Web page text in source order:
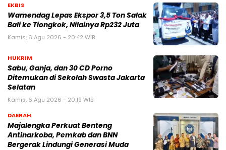
EKBIS
Wamendag Lepas Ekspor 3,5 Ton Salak
Bali ke Tiongkok, Nilainya Rp232 Juta
Kamis, 6 Agu 2026 - 20:42 WIB
HUKRIM
Sabu, Ganja, dan 30 CD Porno
Ditemukan di Sekolah Swasta Jakarta
Selatan
Kamis, 6 Agu 2026 - 20:19 WIB
DAERAH
Majalengka Perkuat Benteng
Antinarkoba, Pemkab dan BNN
Bergerak Lindungi Generasi Muda